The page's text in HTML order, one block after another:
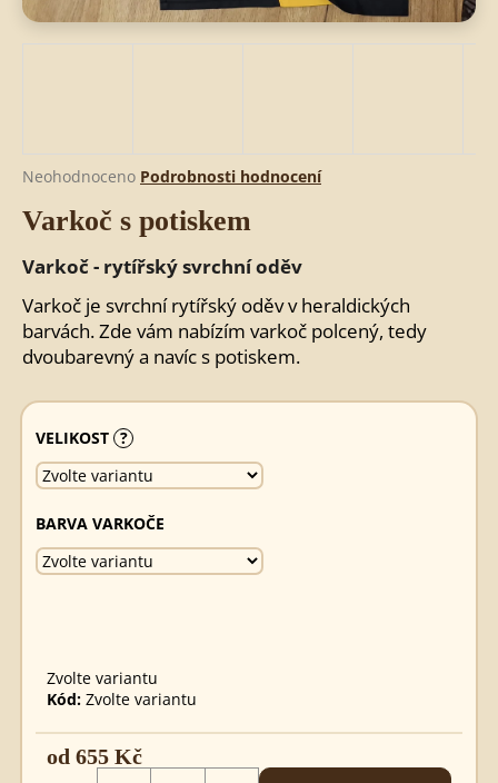
Průměrné
produktu
0,0
z
5
hvězdiček.
Neohodnoceno Podrobnosti hodnocení
Varkoč s potiskem
Varkoč - rytířský svrchní oděv
Varkoč je svrchní rytířský oděv v heraldických
barvách. Zde vám nabízím varkoč polcený, tedy
dvoubarevný a navíc s potiskem.
VELIKOST ?
BARVA VARKOČE
Zvolte variantu
Kód: Zvolte variantu
od 655 Kč
D
p
r
u
č
u
j
e
m
MICHAEL
620
Kč